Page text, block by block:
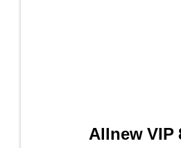
Allnew VIP